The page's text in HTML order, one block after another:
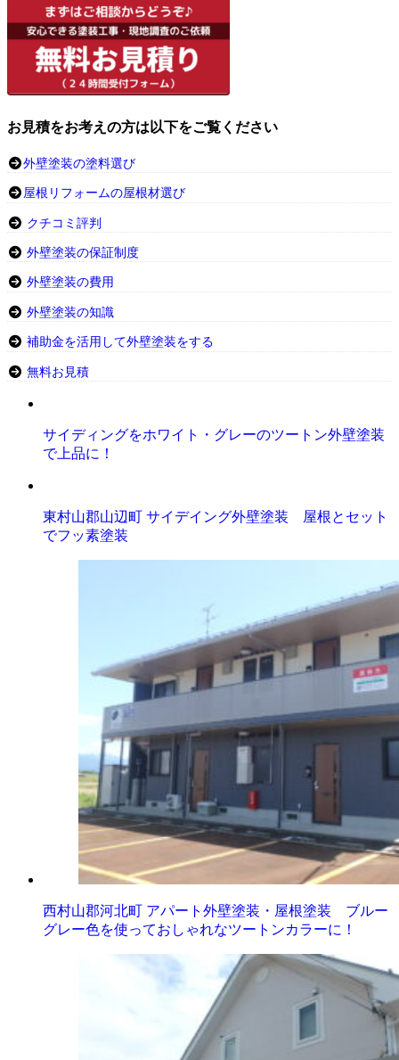
お見積をお考えの方は以下をご覧ください
外壁塗装の塗料選び
屋根リフォームの屋根材選び
クチコミ評判
外壁塗装の保証制度
外壁塗装の費用
外壁塗装の知識
補助金を活用して外壁塗装をする
無料お見積
サイディングをホワイト・グレーのツートン外壁塗装
で上品に！
東村山郡山辺町 サイデイング外壁塗装 屋根とセット
でフッ素塗装
西村山郡河北町 アパート外壁塗装・屋根塗装 ブルー
グレー色を使っておしゃれなツートンカラーに！